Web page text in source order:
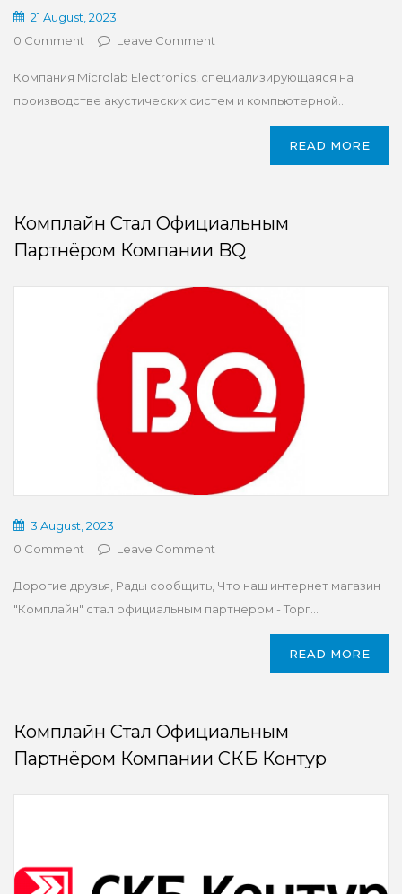
21 August, 2023
0 Comment
Leave Comment
Компания Microlab Electronics, специализирующаяся на
производстве акустических систем и компьютерной...
READ MORE
Комплайн Стал Официальным
Партнёром Компании BQ
3 August, 2023
0 Comment
Leave Comment
Дорогие друзья, Рады сообщить, Что наш интернет магазин
"Комплайн" стал официальным партнером - Торг...
READ MORE
Комплайн Стал Официальным
Партнёром Компании СКБ Контур